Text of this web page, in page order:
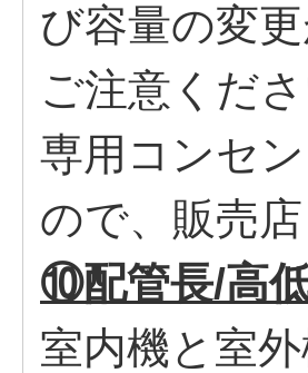
び容量の変
ご注意くださ
専用コンセ
ので、販売
⑩配管長/高
室内機と室